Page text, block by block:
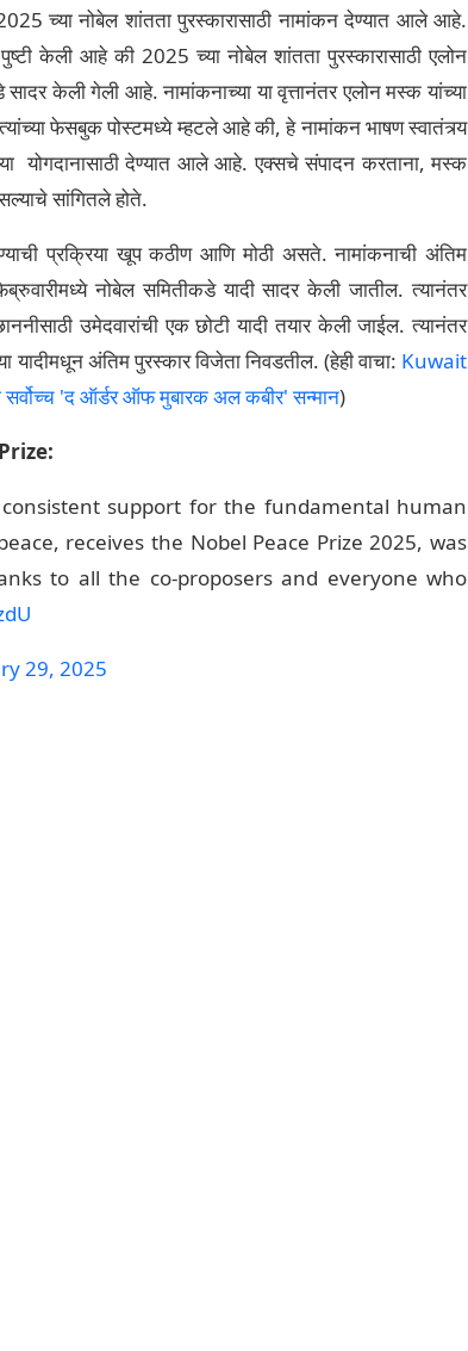
च्या नोबेल शांतता पुरस्कारासाठी नामांकन देण्यात आले आहे.
केली आहे की 2025 च्या नोबेल शांतता पुरस्कारासाठी एलोन
केली गेली आहे. नामांकनाच्या या वृत्तानंतर एलोन मस्क यांच्या
फेसबुक पोस्टमध्ये म्हटले आहे की, हे नामांकन भाषण स्वातंत्र्य
योगदानासाठी देण्यात आले आहे. एक्सचे संपादन करताना, मस्क
सांगितले होते.
प्रक्रिया खूप कठीण आणि मोठी असते. नामांकनाची अंतिम
नोबेल समितीकडे यादी सादर केली जातील. त्यानंतर
उमेदवारांची एक छोटी यादी तयार केली जाईल. त्यानंतर
यादीमधून अंतिम पुरस्कार विजेता निवडतील. (हेही वाचा: Kuwait
'द ऑर्डर ऑफ मुबारक अल कबीर' सन्मान)
support for the fundamental human
receives the Nobel Peace Prize 2025, was
to all the co-proposers and everyone who
29, 2025